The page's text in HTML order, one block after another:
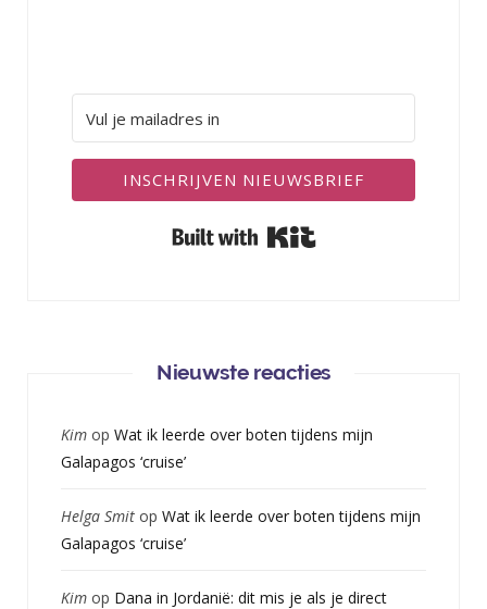
INSCHRIJVEN NIEUWSBRIEF
Nieuwste reacties
Kim op Wat ik leerde over boten tijdens mijn
Galapagos ‘cruise’
Helga Smit op Wat ik leerde over boten tijdens mijn
Galapagos ‘cruise’
Kim op Dana in Jordanië: dit mis je als je direct